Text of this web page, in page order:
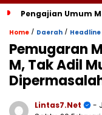
Pengajian Umum
Home / Daerah / Headline
Pemugaran
M, Tak Adil
Lintas7.net
-